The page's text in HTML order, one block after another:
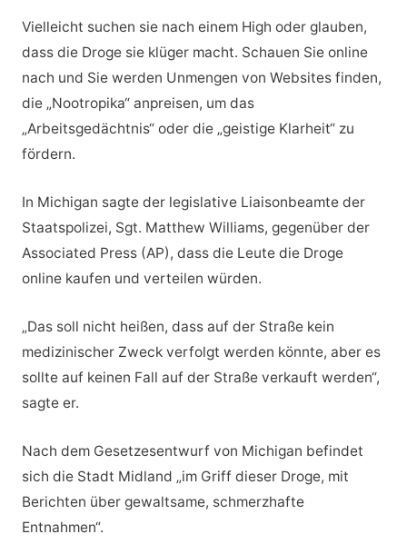
Vielleicht suchen sie nach einem High oder glauben,
dass die Droge sie klüger macht. Schauen Sie online
nach und Sie werden Unmengen von Websites finden,
die „Nootropika“ anpreisen, um das
„Arbeitsgedächtnis“ oder die „geistige Klarheit“ zu
fördern.
In Michigan sagte der legislative Liaisonbeamte der
Staatspolizei, Sgt. Matthew Williams, gegenüber der
Associated Press (AP), dass die Leute die Droge
online kaufen und verteilen würden.
„Das soll nicht heißen, dass auf der Straße kein
medizinischer Zweck verfolgt werden könnte, aber es
sollte auf keinen Fall auf der Straße verkauft werden“,
sagte er.
Nach dem Gesetzesentwurf von Michigan befindet
sich die Stadt Midland „im Griff dieser Droge, mit
Berichten über gewaltsame, schmerzhafte
Entnahmen“.